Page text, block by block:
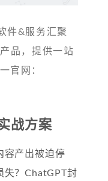
件&服务汇聚
品，提供一站
官网：
战方案
容产出被迫停
失？ChatGPT封